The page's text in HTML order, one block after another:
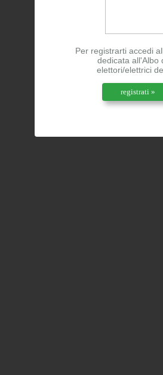
Per registrarti accedi
dedicata all'Albo
elettori/elettrici